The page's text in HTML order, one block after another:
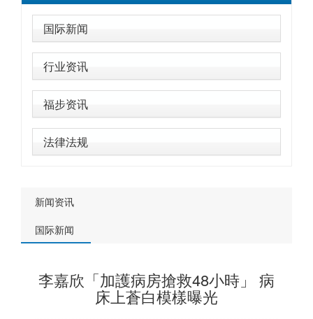
国际新闻
行业资讯
福步资讯
法律法规
新闻资讯
国际新闻
李嘉欣「加護病房搶救48小時」 病
床上蒼白模樣曝光